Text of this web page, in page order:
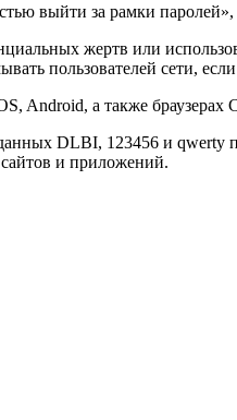
выйти за рамки
жертв или
пользователей сети,
Android, а также браузерах
DLBI, 123456 и
и приложений.